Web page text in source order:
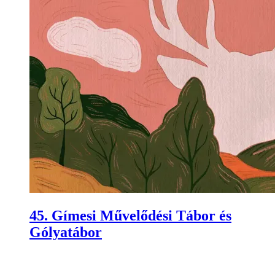
45. Gímesi Művelődési Tábor és
Gólyatábor